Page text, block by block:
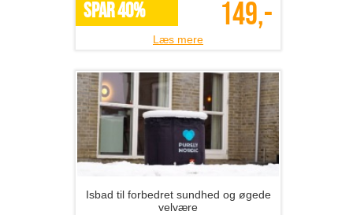
SPAR 40% 149,-
Læs mere
Isbad til forbedret sundhed og øgede
velvære